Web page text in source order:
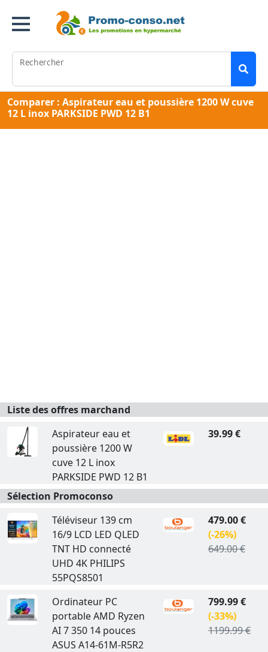
Rechercher
Comparer : Aspirateur eau et poussière 1200 W cuve
12 L inox PARKSIDE PWD 12 B1
Liste des offres marchand
Aspirateur eau et
poussière 1200 W
cuve 12 L inox
PARKSIDE PWD 12 B1
39.99 €
Sélection Promoconso
Téléviseur 139 cm
16/9 LCD LED QLED
TNT HD connecté
UHD 4K PHILIPS
55PQS8501
479.00 €
(-26%)
649.00 €
Ordinateur PC
portable AMD Ryzen
AI 7 350 14 pouces
ASUS A14-61M-R5R2
799.99 €
(-33%)
1199.99 €